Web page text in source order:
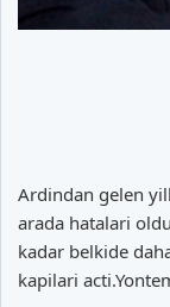
Ardindan gelen
arada hatalari
kadar belkide
kapilari